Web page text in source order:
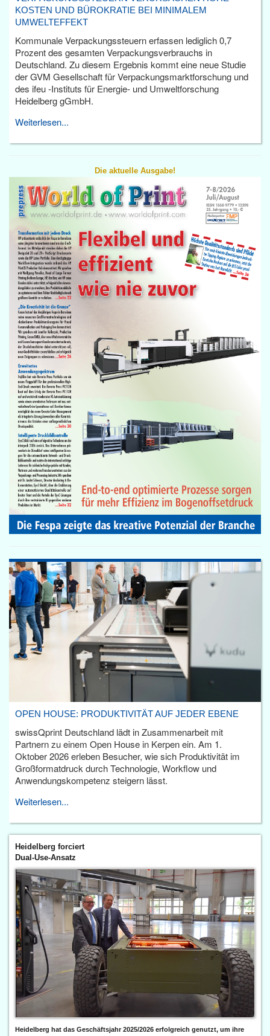
KOSTEN UND BÜROKRATIE BEI MINIMALEM
UMWELTEFFEKT
Kommunale Verpackungssteuern erfassen lediglich 0,7
Prozent des gesamten Verpackungsverbrauchs in
Deutschland. Zu diesem Ergebnis kommt eine neue Studie
der GVM Gesellschaft für Verpackungsmarktforschung und
des ifeu -Instituts für Energie- und Umweltforschung
Heidelberg gGmbH.
Weiterlesen...
Die aktuelle Ausgabe!
OPEN HOUSE: PRODUKTIVITÄT AUF JEDER EBENE
swissQprint Deutschland lädt in Zusammenarbeit mit
Partnern zu einem Open House in Kerpen ein. Am 1.
Oktober 2026 erleben Besucher, wie sich Produktivität im
Großformatdruck durch Technologie, Workflow und
Anwendungskompetenz steigern lässt.
Weiterlesen...
Heidelberg forciert
Dual-Use-Ansatz
Heidelberg hat das Geschäftsjahr 2025/2026 erfolgreich genutzt, um ihre